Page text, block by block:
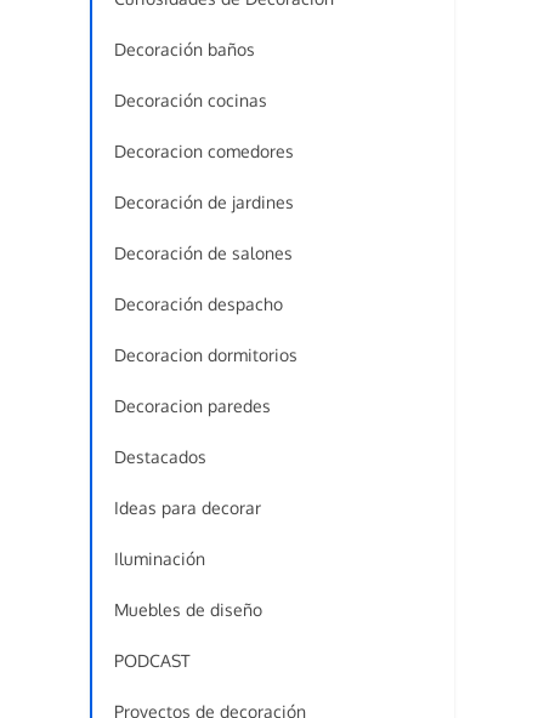
Decoración baños
Decoración cocinas
Decoracion comedores
Decoración de jardines
Decoración de salones
Decoración despacho
Decoracion dormitorios
Decoracion paredes
Destacados
Ideas para decorar
Iluminación
Muebles de diseño
PODCAST
Proyectos de decoración